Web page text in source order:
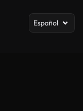
Español